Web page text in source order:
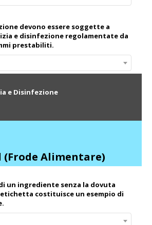
devono essere soggette a
e disinfezione regolamentate da
prestabiliti.
e Disinfezione
(Frode Alimentare)
un ingrediente senza la dovuta
costituisce un esempio di